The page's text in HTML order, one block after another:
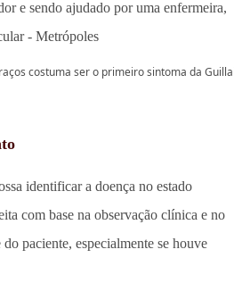
costuma ser o primeiro sintoma da
identificar a doença no estado
com base na observação clínica e no
paciente, especialmente se houve